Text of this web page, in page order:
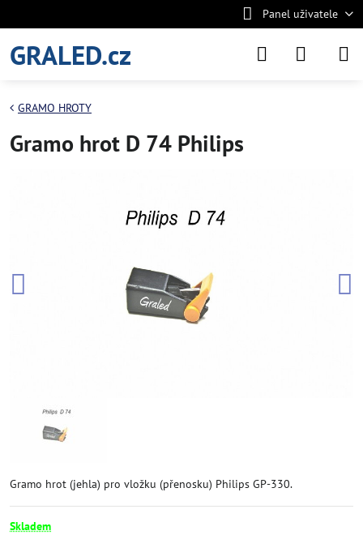
Panel uživatele
GRALED.cz
GRAMO HROTY
Gramo hrot D 74 Philips
Gramo hrot (jehla) pro vložku (přenosku) Philips GP-330.
Skladem